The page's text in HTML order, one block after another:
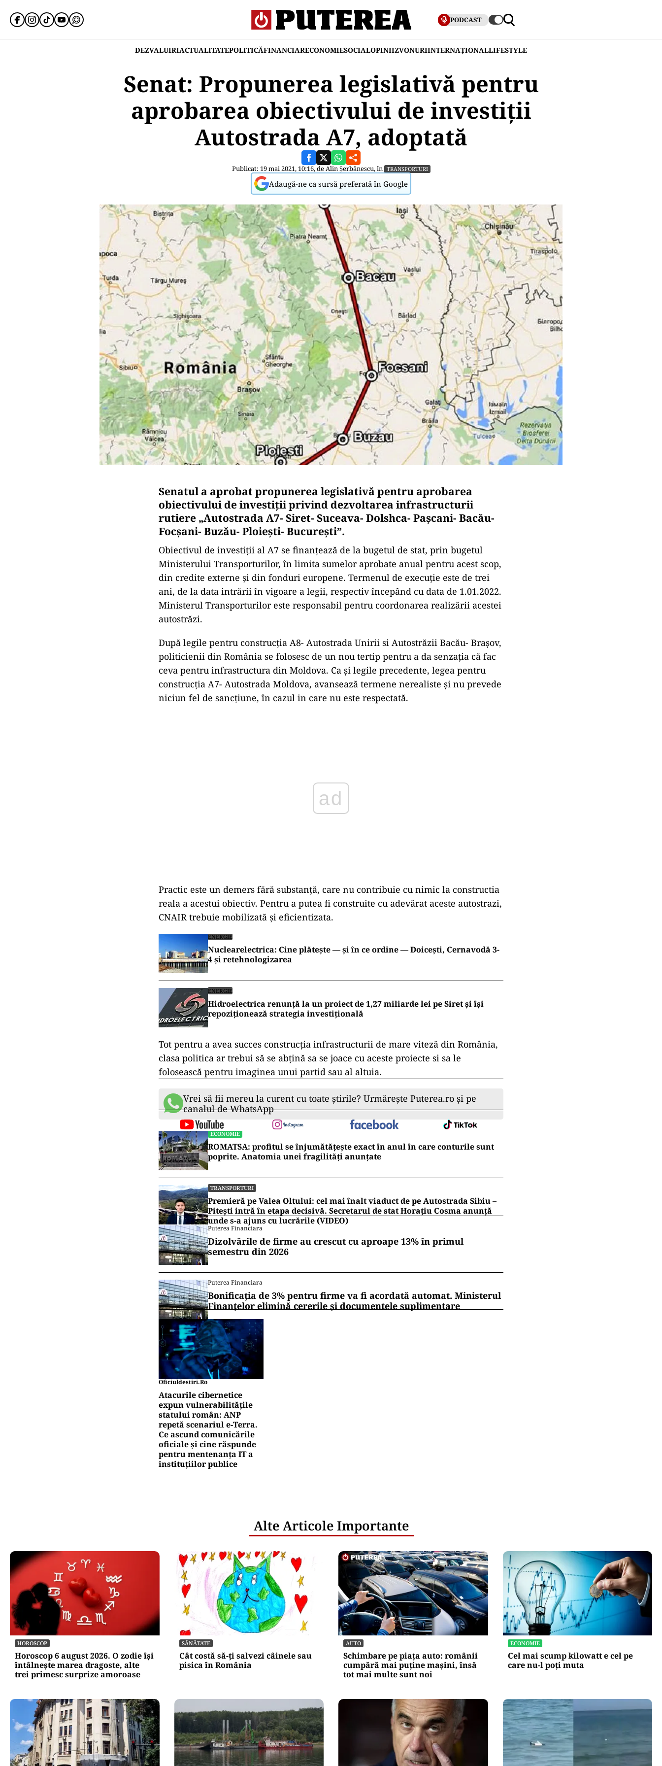
PODCAST
DEZVALUIRIACTUALITATEPOLITICĂFINANCIARECONOMIESOCIALOPINIIZVONURIINTERNAȚIONALLIFESTYLE
Senat: Propunerea legislativă pentru
aprobarea obiectivului de investiţii
Autostrada A7, adoptată
Publicat: 19 mai 2021, 10:16, deAlin Șerbănescu, în TRANSPORTURI
Adaugă-ne ca sursă preferată în Google
Senatul a aprobat propunerea legislativă pentru aprobarea
obiectivului de investiții privind dezvoltarea infrastructurii
rutiere „Autostrada A7- Siret- Suceava- Dolshca- Pașcani- Bacău-
Focșani- Buzău- Ploiești- București”.
Obiectivul de investiții al A7 se finanțează de la bugetul de stat, prin bugetul
Ministerului Transporturilor, în limita sumelor aprobate anual pentru acest scop,
din credite externe și din fonduri europene. Termenul de execuție este de trei
ani, de la data intrării în vigoare a legii, respectiv începând cu data de 1.01.2022.
Ministerul Transporturilor este responsabil pentru coordonarea realizării acestei
autostrăzi.
După legile pentru construcția A8- Autostrada Unirii si Autostrăzii Bacău- Brașov,
politicienii din România se folosesc de un nou tertip pentru a da senzația că fac
ceva pentru infrastructura din Moldova. Ca și legile precedente, legea pentru
construcția A7- Autostrada Moldova, avansează termene nerealiste și nu prevede
niciun fel de sancțiune, în cazul in care nu este respectată.
Practic este un demers fără substanță, care nu contribuie cu nimic la constructia
reala a acestui obiectiv. Pentru a putea fi construite cu adevărat aceste autostrazi,
CNAIR trebuie mobilizată și eficientizata.
ENERGIE
Nuclearelectrica: Cine plătește — și în ce ordine — Doicești, Cernavodă 3-
4 și retehnologizarea
ENERGIE
Hidroelectrica renunță la un proiect de 1,27 miliarde lei pe Siret și își
repoziționează strategia investițională
Tot pentru a avea succes construcția infrastructurii de mare viteză din România,
clasa politica ar trebui să se abțină sa se joace cu aceste proiecte si sa le
folosească pentru imaginea unui partid sau al altuia.
Vrei să fii mereu la curent cu toate știrile? Urmărește Puterea.ro și pe
canalul de WhatsApp
ECONOMIE
ROMATSA: profitul se înjumătățește exact în anul în care conturile sunt
poprite. Anatomia unei fragilități anunțate
TRANSPORTURI
Premieră pe Valea Oltului: cel mai înalt viaduct de pe Autostrada Sibiu –
Pitești intră în etapa decisivă. Secretarul de stat Horațiu Cosma anunță
unde s-a ajuns cu lucrările (VIDEO)
Puterea Financiara
Dizolvările de firme au crescut cu aproape 13% în primul
semestru din 2026
Puterea Financiara
Bonificația de 3% pentru firme va fi acordată automat. Ministerul
Finanțelor elimină cererile și documentele suplimentare
Oficiuldestiri.ro
Atacurile cibernetice
expun vulnerabilitățile
statului român: ANP
repetă scenariul e‑Terra.
Ce ascund comunicările
oficiale și cine răspunde
pentru mentenanța IT a
instituțiilor publice
Alte Articole Importante
HOROSCOP
Horoscop 6 august 2026. O zodie își
întâlnește marea dragoste, alte
trei primesc surprize amoroase
SĂNĂTATE
Cât costă să-ți salvezi câinele sau
pisica în România
AUTO
Schimbare pe piața auto: românii
cumpără mai puține mașini, însă
tot mai multe sunt noi
ECONOMIE
Cel mai scump kilowatt e cel pe
care nu-l poți muta